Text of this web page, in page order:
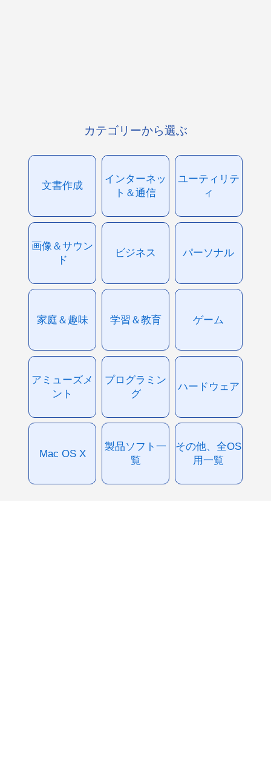
カテゴリーから選ぶ
文書作成
インターネッ
ト＆通信
ユーティリテ
ィ
画像＆サウン
ド
ビジネス パーソナル
家庭＆趣味 学習＆教育 ゲーム
アミューズメ
ント
プログラミン
グ
ハードウェア
Mac OS X
製品ソフト一
覧
その他、全OS
用一覧